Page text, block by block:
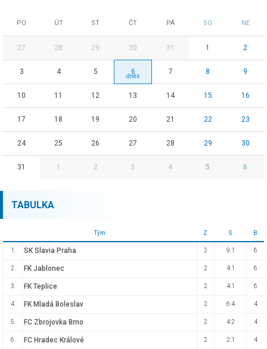
PO ÚT ST ČT PÁ SO NE
27 28 29 30 31 1 2
3 4 5 6 7 8 9
10 11 12 13 14 15 16
17 18 19 20 21 22 23
24 25 26 27 28 29 30
31 1 2 3 4 5 6
TABULKA
Tým Z S B
1. SK Slavia Praha 2 9:1 6
2. FK Jablonec 2 4:1 6
3. FK Teplice 2 4:1 6
4. FK Mladá Boleslav 2 6:4 4
5. FC Zbrojovka Brno 2 4:2 4
6. FC Hradec Králové 2 2:1 4